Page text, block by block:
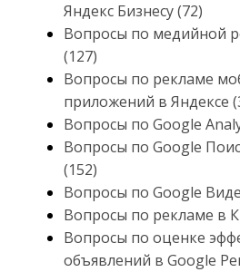
Яндекс Бизнесу (72)
Вопросы по медийной
(127)
Вопросы по рекламе
приложений в Яндексе
Вопросы по Google
Вопросы по Google
(152)
Вопросы по Google
Вопросы по рекламе в
Вопросы по оценке
объявлений в Google